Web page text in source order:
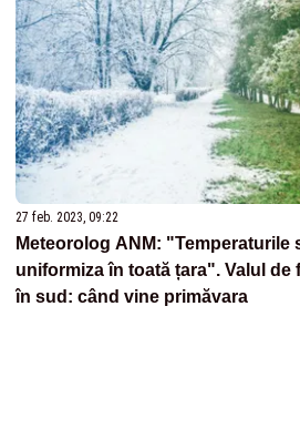
27 feb. 2023, 09:22
Meteorolog ANM: "Temperaturile
uniformiza în toată țara". Valul de
în sud: când vine primăvara